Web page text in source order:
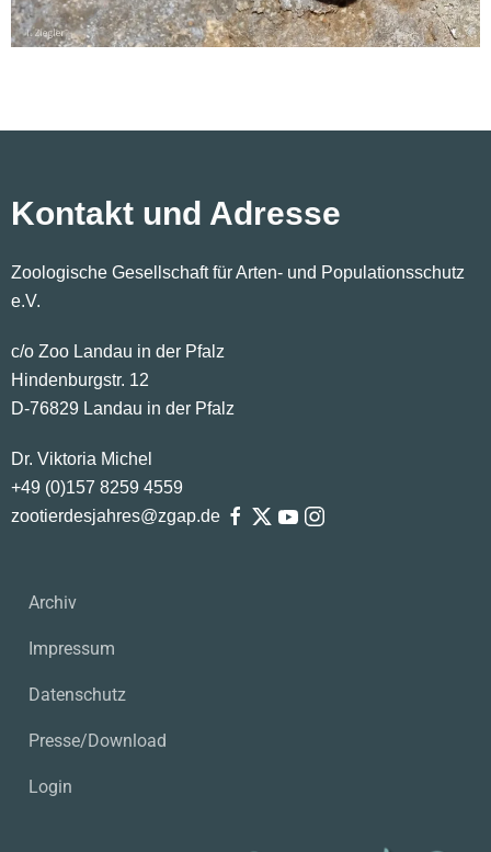
Kontakt und Adresse
Zoologische Gesellschaft für Arten- und Populationsschutz
e.V.
c/o Zoo Landau in der Pfalz
Hindenburgstr. 12
D-76829 Landau in der Pfalz
Dr. Viktoria Michel
+49 (0)157 8259 4559
zootierdesjahres@zgap.de
Archiv
Impressum
Datenschutz
Presse/Download
Login